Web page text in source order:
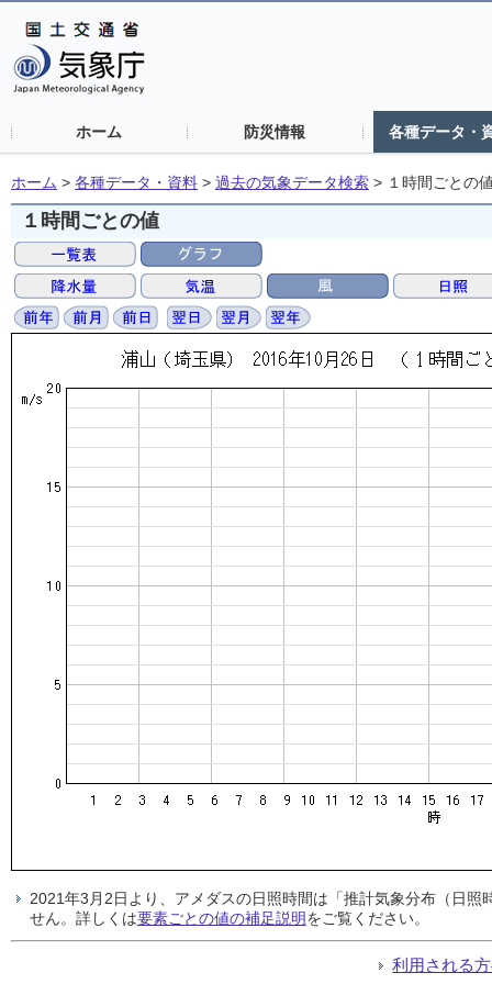
ホーム 防災情報 各種データ・
ホーム > 各種データ・資料 > 過去の気象データ検索 > １時間ごとの
１時間ごとの値
2021年3月2日より、アメダスの日照時間は「推計気象分布（日
せん。詳しくは要素ごとの値の補足説明をご覧ください。
利用される